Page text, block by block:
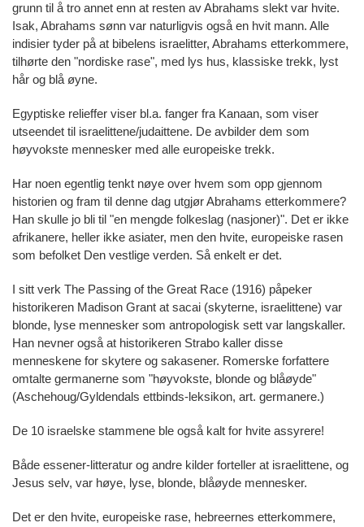
grunn til å tro annet enn at resten av Abrahams slekt var hvite.
Isak, Abrahams sønn var naturligvis også en hvit mann. Alle
indisier tyder på at bibelens israelitter, Abrahams etterkommere,
tilhørte den "nordiske rase", med lys hus, klassiske trekk, lyst
hår og blå øyne.
Egyptiske relieffer viser bl.a. fanger fra Kanaan, som viser
utseendet til israelittene/judaittene. De avbilder dem som
høyvokste mennesker med alle europeiske trekk.
Har noen egentlig tenkt nøye over hvem som opp gjennom
historien og fram til denne dag utgjør Abrahams etterkommere?
Han skulle jo bli til "en mengde folkeslag (nasjoner)". Det er ikke
afrikanere, heller ikke asiater, men den hvite, europeiske rasen
som befolket Den vestlige verden. Så enkelt er det.
I sitt verk The Passing of the Great Race (1916) påpeker
historikeren Madison Grant at sacai (skyterne, israelittene) var
blonde, lyse mennesker som antropologisk sett var langskaller.
Han nevner også at historikeren Strabo kaller disse
menneskene for skytere og sakasener. Romerske forfattere
omtalte germanerne som "høyvokste, blonde og blåøyde"
(Aschehoug/Gyldendals ettbinds-leksikon, art. germanere.)
De 10 israelske stammene ble også kalt for hvite assyrere!
Både essener-litteratur og andre kilder forteller at israelittene, og
Jesus selv, var høye, lyse, blonde, blåøyde mennesker.
Det er den hvite, europeiske rase, hebreernes etterkommere,